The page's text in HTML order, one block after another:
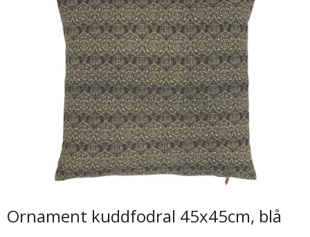
Ornament kuddfodral 45x45cm, blå